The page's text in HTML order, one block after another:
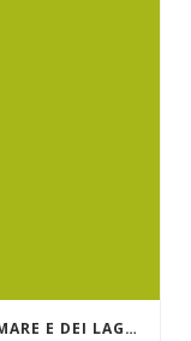
”L’ANIMA DEI GRANDI ALBERGHI DI MARE E DEI LAGHI.” GRAND HÔTEL DES ILES BORROMÉES